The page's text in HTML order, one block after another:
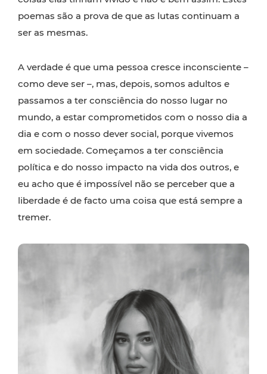
poemas são a prova de que as lutas continuam a
ser as mesmas.
A verdade é que uma pessoa cresce inconsciente –
como deve ser –, mas, depois, somos adultos e
passamos a ter consciência do nosso lugar no
mundo, a estar comprometidos com o nosso dia a
dia e com o nosso dever social, porque vivemos
em sociedade. Começamos a ter consciência
política e do nosso impacto na vida dos outros, e
eu acho que é impossível não se perceber que a
liberdade é de facto uma coisa que está sempre a
tremer.